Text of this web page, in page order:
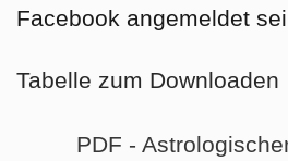
Facebook angemeldet
Tabelle zum Downloaden
PDF -